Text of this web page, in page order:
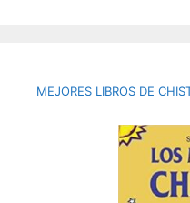
MEJORES LIBROS DE